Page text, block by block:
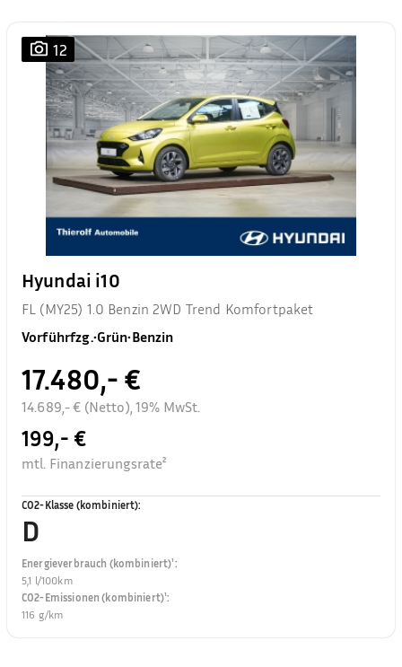
12
Hyundai i10
FL (MY25) 1.0 Benzin 2WD Trend Komfortpaket
Vorführfzg.•Grün•Benzin
17.480,- €
14.689,- € (Netto), 19% MwSt.
199,- €
mtl. Finanzierungsrate²
CO2-Klasse (kombiniert):
D
Energieverbrauch (kombiniert)¹:
5,1 l/100km
CO2-Emissionen (kombiniert)¹:
116 g/km